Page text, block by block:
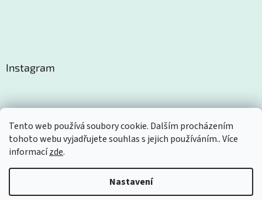
Tento web používá soubory cookie. Dalším procházením
tohoto webu vyjadřujete souhlas s jejich používáním.. Více
informacízde.
Nastavení
Instagram
Sledovat na Instagramu
Vytvořil Shoptet